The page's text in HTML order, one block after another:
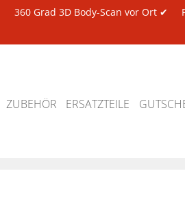
360 Grad 3D Body-Scan vor Ort ✔
ZUBEHÖR ERSATZTEILE